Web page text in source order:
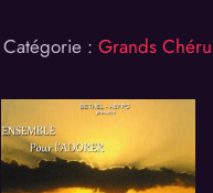
pour
1)
Catégorie :Grands